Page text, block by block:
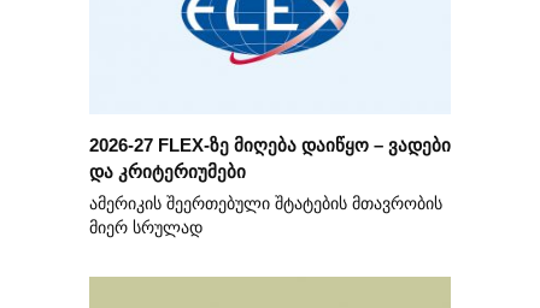
2026-27 FLEX-ზე მიღება დაიწყო – ვადები
და კრიტერიუმები
ამერიკის შეერთებული შტატების მთავრობის
მიერ სრულად